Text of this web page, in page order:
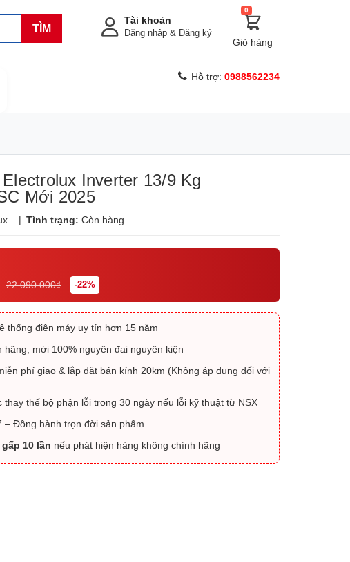
TÌM
0
Giỏ hàng
Tài khoản
Đăng nhập & Đăng ký
Hỗ trợ: 0988562234
Inverter 13/9 Kg
Mới 2025
| Tình trạng: Còn hàng
22.090.000₫ -22%
thống điện máy uy tín hơn 15 năm
hãng, mới 100% nguyên đai nguyên kiện
phí giao & lắp đặt bán kính 20km (Không áp dụng đối với
thay thế bộ phận lỗi trong 30 ngày nếu lỗi kỹ thuật từ NSX
– Đồng hành trọn đời sản phẩm
10 lần nếu phát hiện hàng không chính hãng